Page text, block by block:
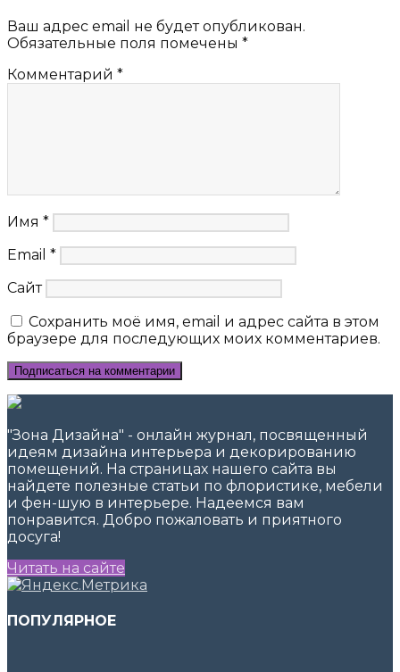
Ваш адрес email не будет опубликован.
Обязательные поля помечены *
Комментарий *
Имя *
Email *
Сайт
Сохранить моё имя, email и адрес сайта в этом
браузере для последующих моих комментариев.
"Зона Дизайна" - онлайн журнал, посвященный
идеям дизайна интерьера и декорированию
помещений. На страницах нашего сайта вы
найдете полезные статьи по флористике, мебели
и фен-шую в интерьере. Надеемся вам
понравится. Добро пожаловать и приятного
досуга!
Читать на сайте
ПОПУЛЯРНОЕ